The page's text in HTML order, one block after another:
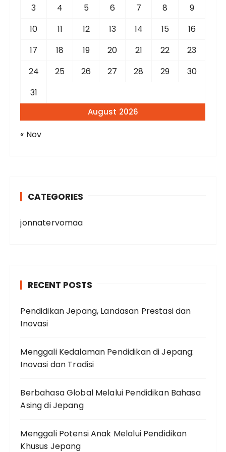
August 2026
3
4 5 6 7 8
9
10
11 12 13 14 15
16
17
18 19 20 21 22
23
24
25 26 27 28 29
30
31
« Nov
CATEGORIES
jonnatervomaa
RECENT POSTS
Pendidikan Jepang, Landasan Prestasi dan
Inovasi
Menggali Kedalaman Pendidikan di Jepang:
Inovasi dan Tradisi
Berbahasa Global Melalui Pendidikan Bahasa
Asing di Jepang
Menggali Potensi Anak Melalui Pendidikan
Khusus Jepang